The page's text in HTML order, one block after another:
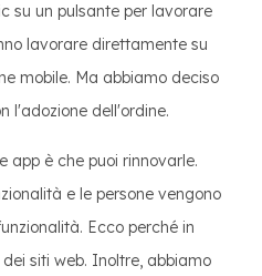
su un pulsante per lavorare
lavorare direttamente su
mobile. Ma abbiamo deciso
l'adozione dell'ordine.
app è che puoi rinnovarle.
e le persone vengono
Ecco perché in
siti web. Inoltre, abbiamo